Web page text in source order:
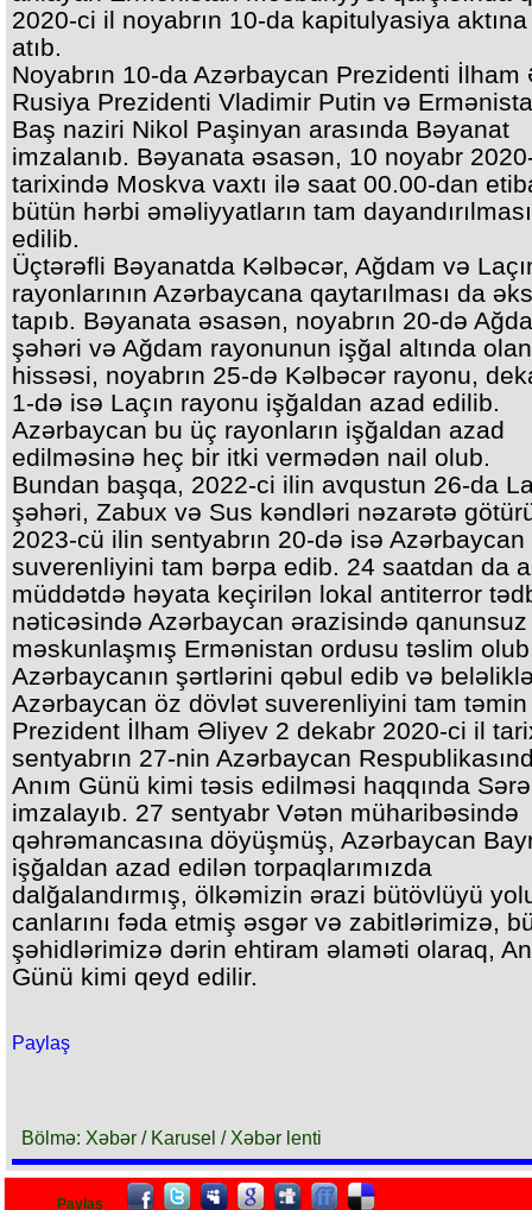
2020-ci il noyabrın 10-da kapitulyasiya
atıb.
Noyabrın 10-da Azərbaycan Prezidenti İlham
Rusiya Prezidenti Vladimir Putin və
Baş naziri Nikol Paşinyan arasında Bəyanat
imzalanıb. Bəyanata əsasən, 10 noyabr
tarixində Moskva vaxtı ilə saat 00.00-dan
bütün hərbi əməliyyatların tam
edilib.
Üçtərəfli Bəyanatda Kəlbəcər, Ağdam və
rayonlarının Azərbaycana qaytarılması da
tapıb. Bəyanata əsasən, noyabrın 20-də
şəhəri və Ağdam rayonunun işğal altında olan
hissəsi, noyabrın 25-də Kəlbəcər rayonu,
1-də isə Laçın rayonu işğaldan azad edilib.
Azərbaycan bu üç rayonların işğaldan azad
edilməsinə heç bir itki vermədən nail olub.
Bundan başqa, 2022-ci ilin avqustun 26-da
şəhəri, Zabux və Sus kəndləri nəzarətə
2023-cü ilin sentyabrın 20-də isə Azərbaycan
suverenliyini tam bərpa edib. 24 saatdan da
müddətdə həyata keçirilən lokal antiterror
nəticəsində Azərbaycan ərazisində qanunsuz
məskunlaşmış Ermənistan ordusu təslim
Azərbaycanın şərtlərini qəbul edib və
Azərbaycan öz dövlət suverenliyini tam
Prezident İlham Əliyev 2 dekabr 2020-ci il
sentyabrın 27-nin Azərbaycan
Anım Günü kimi təsis edilməsi haqqında
imzalayıb. 27 sentyabr Vətən müharibəsində
qəhrəmancasına döyüşmüş, Azərbaycan
işğaldan azad edilən torpaqlarımızda
dalğalandırmış, ölkəmizin ərazi bütövlüyü
canlarını fəda etmiş əsgər və zabitlərimizə,
şəhidlərimizə dərin ehtiram əlaməti olaraq,
Günü kimi qeyd edilir.
Paylaş
Bölmə: Xəbər / Karusel / Xəbər lenti
Paylaş